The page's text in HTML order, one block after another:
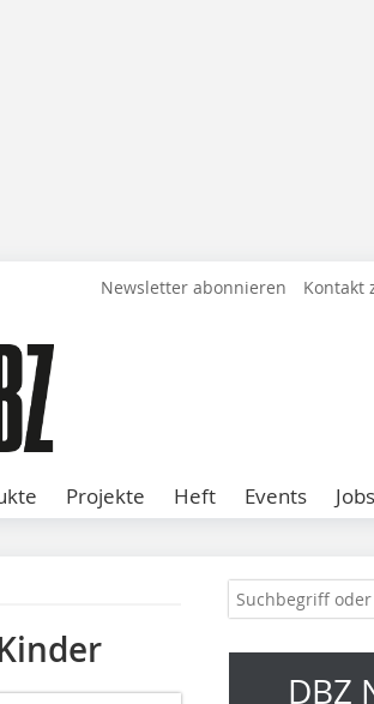
Newsletter abonnieren Kontakt
Projekte Heft Events Jobs
DBZ